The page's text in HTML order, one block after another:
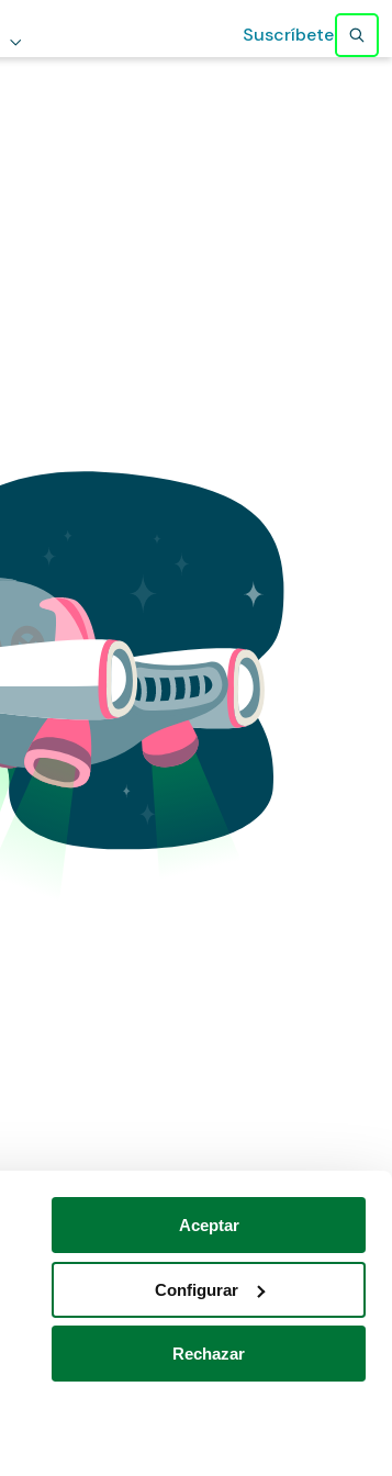
Aceptar
Configurar
Rechazar
Suscríbete